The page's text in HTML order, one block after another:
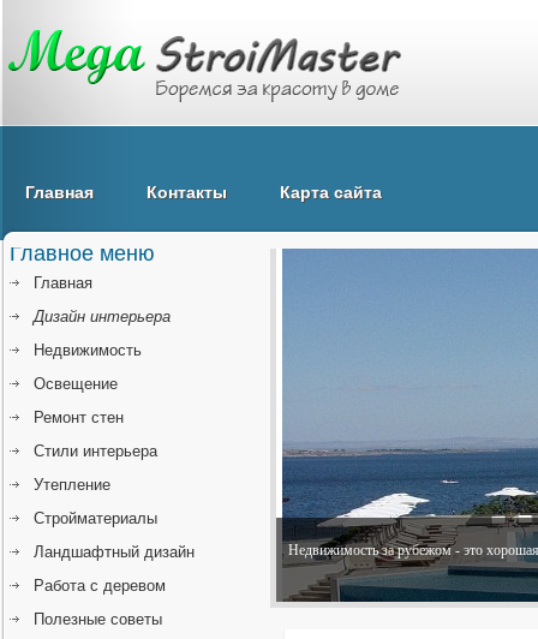
Главная Контакты Карта сайта
Недвижимость за рубежом - это
Главное меню
Главная
Дизайн интерьера
Недвижимость
Освещение
Ремонт стен
Стили интерьера
Утепление
Стройматериалы
Ландшафтный дизайн
Работа с деревом
Полезные советы